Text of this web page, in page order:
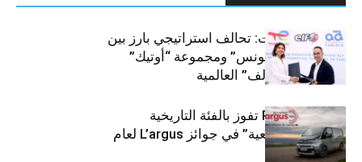
قطاع السيارات: تحالف استراتيجي بارز بين
“توتال إنرجيز تونس” ومجموعة “أوتيك”
لتوزيع زيوت “إلف” العالمية
كيا PV5 Cargo تفوز بالفئة التاريخية
“للمركبات النفعية” في جوائز L’argus لعام
2026